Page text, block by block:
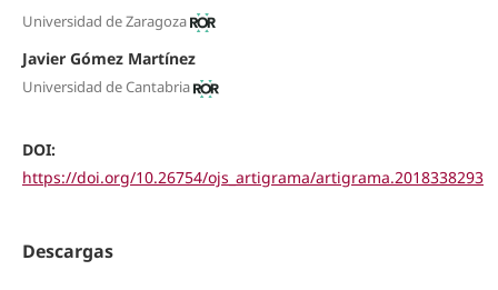
Universidad de Zaragoza
Javier Gómez Martínez
Universidad de Cantabria
DOI:
https://doi.org/10.26754/ojs_artigrama/artigrama.2018338293
Descargas